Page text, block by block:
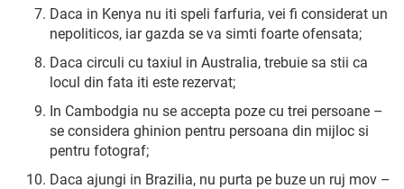
Daca in Kenya nu iti speli farfuria, vei fi considerat un
nepoliticos, iar gazda se va simti foarte ofensata;
Daca circuli cu taxiul in Australia, trebuie sa stii ca
locul din fata iti este rezervat;
In Cambodgia nu se accepta poze cu trei persoane –
se considera ghinion pentru persoana din mijloc si
pentru fotograf;
Daca ajungi in Brazilia, nu purta pe buze un ruj mov –